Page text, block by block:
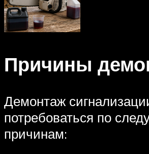
Причины
Демонтаж
потребоваться по
причинам: